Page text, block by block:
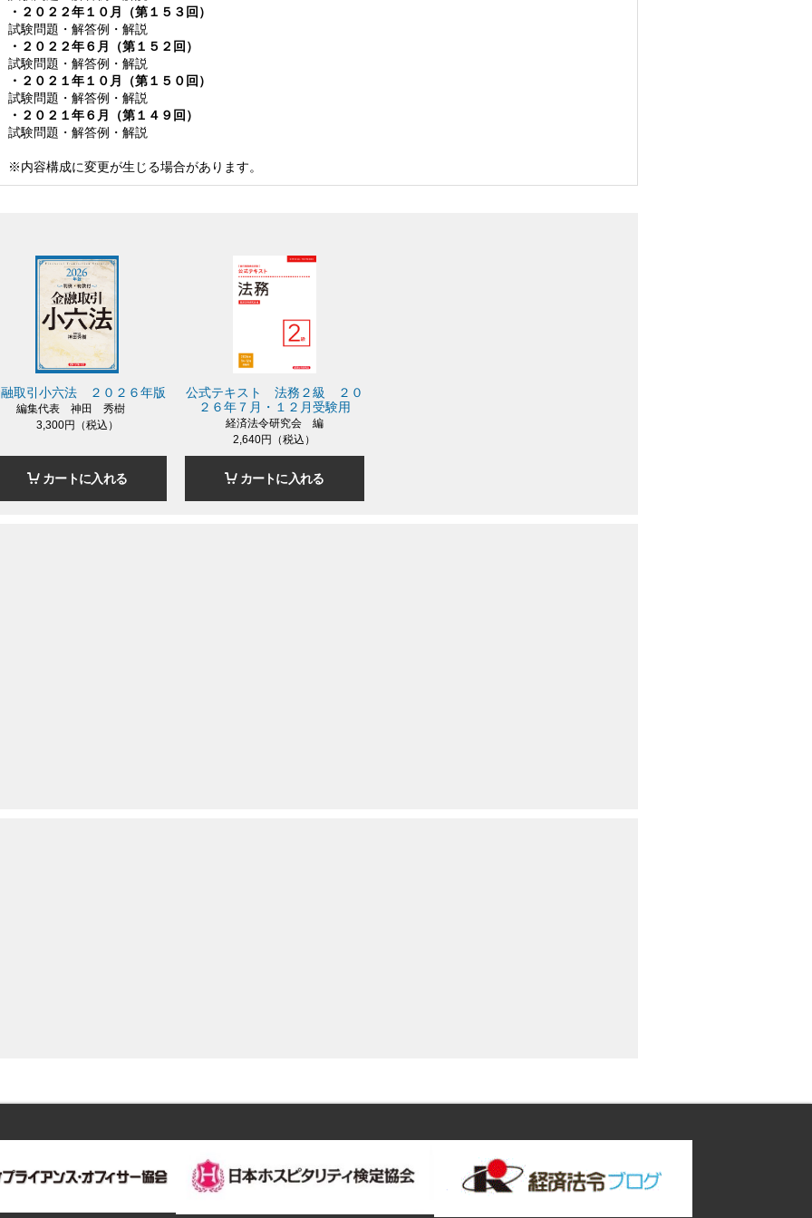
・２０２２年１０月（第１５３回）
試験問題・解答例・解説
・２０２２年６月（第１５２回）
試験問題・解答例・解説
・２０２１年１０月（第１５０回）
試験問題・解答例・解説
・２０２１年６月（第１４９回）
試験問題・解答例・解説
※内容構成に変更が生じる場合があります。
取引小六法 ２０２６年版
編集代表 神田 秀樹
3,300円（税込）
カートに入れる
公式テキスト 法務２級 ２０
２６年７月・１２月受験用
経済法令研究会 編
2,640円（税込）
カートに入れる